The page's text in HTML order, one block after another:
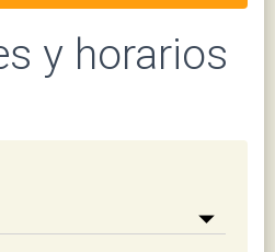
y horarios